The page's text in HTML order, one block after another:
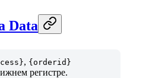
Data
, {orderid}
регистре.